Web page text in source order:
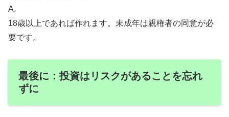
A.
18歳以上であれば作れます。未成年は親権者の同意が必
要です。
最後に：投資はリスクがあることを忘れ
ずに